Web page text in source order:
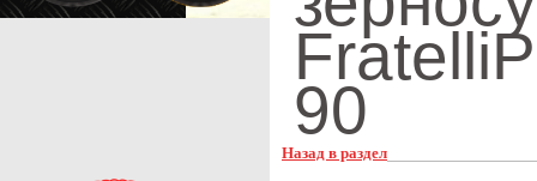
90
Назад в раздел